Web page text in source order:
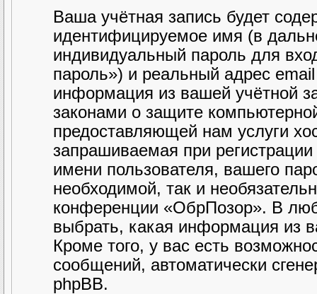
Ваша учётная запись будет
идентифицируемое имя (в
индивидуальный пароль для
пароль») и реальный адрес
информация из вашей учётной
законами о защите
предоставляющей нам услуги
запрашиваемая при
имени пользователя, вашего
необходимой, так и
конференции «ОбрПозор». В
выбрать, какая информация из
Кроме того, у вас есть
сообщений, автоматически
phpBB.